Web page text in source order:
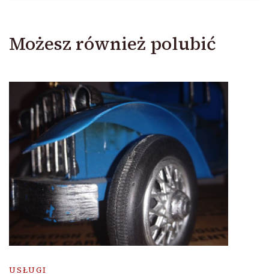
Możesz również polubić
USŁUGI